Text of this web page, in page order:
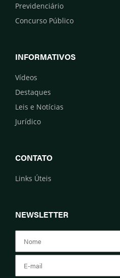
Previdenciário
Concurso Público
INFORMATIVOS
Vídeos
Destaques
Leis e Notícias
Jurídico
CONTATO
Links Úteis
NEWSLETTER